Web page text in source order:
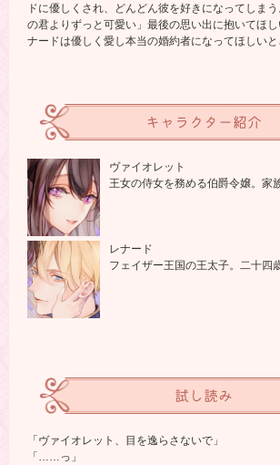
ドに優しくされ、どんどん彼を好きになってしま
の君よりずっと可愛い」最後の思い出に抱いてほ
ナードは優しく愛し本当の婚約者になってほしい
キャラクター紹介
ヴァイオレット
王女の侍女を務める伯爵令嬢。家
レナード
フェイザー王国の王太子。二十四歳
試し読み
「ヴァイオレット、目を逸らさないで」
「……っ」